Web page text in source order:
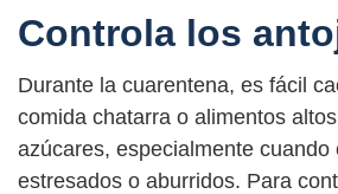
Controla los
Durante la cuarentena, es fácil
comida chatarra o alimentos
azúcares, especialmente cuando
estresados o aburridos. Para